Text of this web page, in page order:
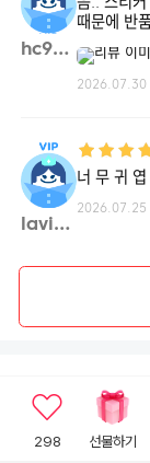
hc95**
음.. 스티
때문에 반
2026.07.30
lavis**
너 무 귀
2026.07.25
이 상품과 같
298 선물하기